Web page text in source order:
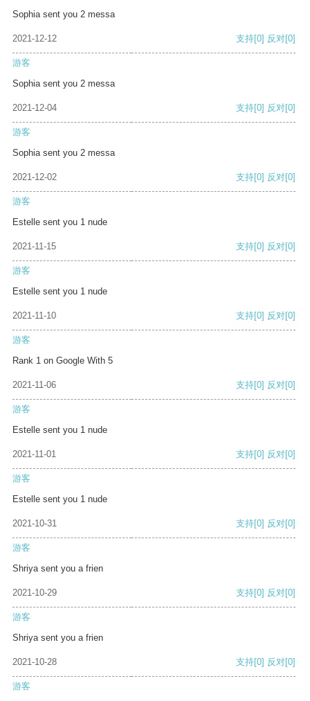
Sophia sent you 2 messa
2021-12-12 支持[0] 反对[0]
游客
Sophia sent you 2 messa
2021-12-04 支持[0] 反对[0]
游客
Sophia sent you 2 messa
2021-12-02 支持[0] 反对[0]
游客
Estelle sent you 1 nude
2021-11-15 支持[0] 反对[0]
游客
Estelle sent you 1 nude
2021-11-10 支持[0] 反对[0]
游客
Rank 1 on Google With 5
2021-11-06 支持[0] 反对[0]
游客
Estelle sent you 1 nude
2021-11-01 支持[0] 反对[0]
游客
Estelle sent you 1 nude
2021-10-31 支持[0] 反对[0]
游客
Shriya sent you a frien
2021-10-29 支持[0] 反对[0]
游客
Shriya sent you a frien
2021-10-28 支持[0] 反对[0]
游客